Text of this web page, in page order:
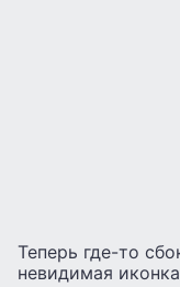
Теперь где-то
невидимая